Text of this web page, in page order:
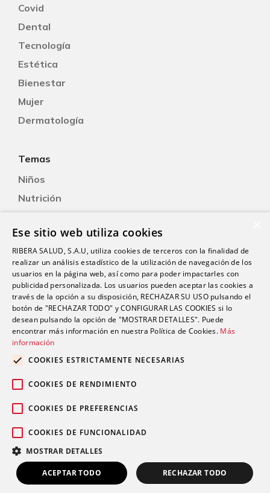
Covid
Dental
Tecnología
Estética
Bienestar
Mujer
Dermatología
Temas
Niños
Nutrición
Oftalmología
Otorrinolaringología
Oncología
Fisioterapia
Contacto
© 2026 Grupo Ribera |
Política de cookies
Ese sitio web utiliza cookies
RIBERA SALUD, S.A.U, utiliza cookies de terceros con la finalidad de
realizar un análisis estadístico de la utilización de navegación de los
usuarios en la página web, así como para poder impactarles con
publicidad personalizada. Los usuarios pueden aceptar las cookies a
través de la opción a su disposición, RECHAZAR SU USO pulsando el
botón de "RECHAZAR TODO" y CONFIGURAR LAS COOKIES si lo
desean pulsando la opción de "MOSTRAR DETALLES". Puede
encontrar más información en nuestra Política de Cookies. Más
información
COOKIES ESTRICTAMENTE NECESARIAS
COOKIES DE RENDIMIENTO
COOKIES DE PREFERENCIAS
COOKIES DE FUNCIONALIDAD
MOSTRAR DETALLES
ACEPTAR TODO RECHAZAR TODO